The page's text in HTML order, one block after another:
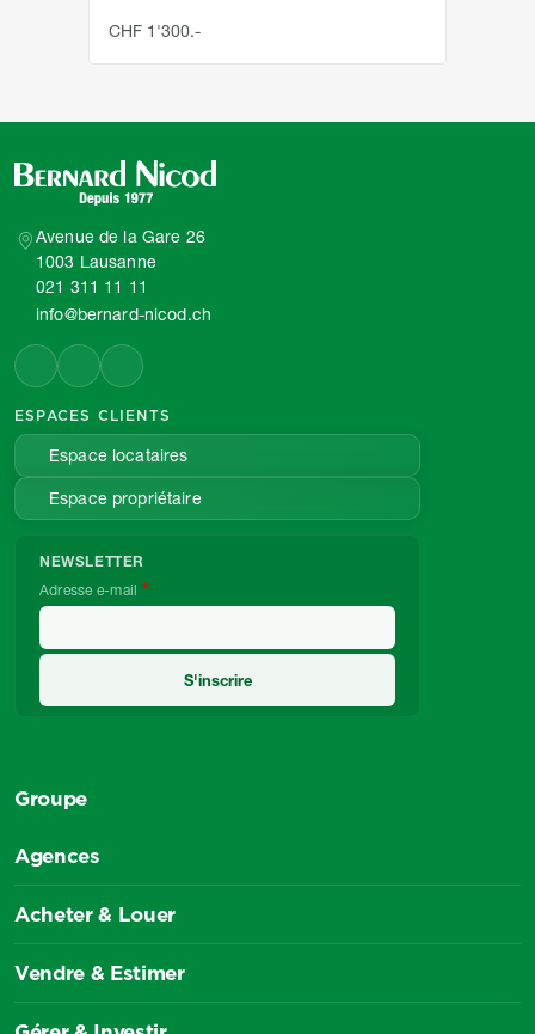
CHF 1'300.-
Avenue de la Gare 26
1003 Lausanne
021 311 11 11
info@bernard-nicod.ch
ESPACES CLIENTS
Espace locataires
Espace propriétaire
NEWSLETTER
Adresse e-mail
Groupe
Agences
Acheter & Louer
Vendre & Estimer